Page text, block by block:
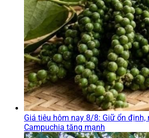
Giá tiêu hôm nay 8/8: Giữ ổn định,
Campuchia tăng mạnh